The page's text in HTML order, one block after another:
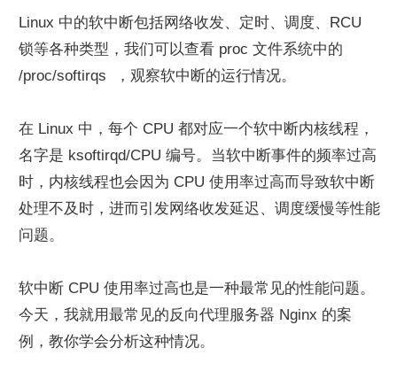
Linux 中的软中断包括网络收发、定时、调度、RCU
锁等各种类型，我们可以查看 proc 文件系统中的
/proc/softirqs  ，观察软中断的运行情况。
在 Linux 中，每个 CPU 都对应一个软中断内核线程，
名字是 ksoftirqd/CPU 编号。当软中断事件的频率过高
时，内核线程也会因为 CPU 使用率过高而导致软中断
处理不及时，进而引发网络收发延迟、调度缓慢等性能
问题。
软中断 CPU 使用率过高也是一种最常见的性能问题。
今天，我就用最常见的反向代理服务器 Nginx 的案
例，教你学会分析这种情况。